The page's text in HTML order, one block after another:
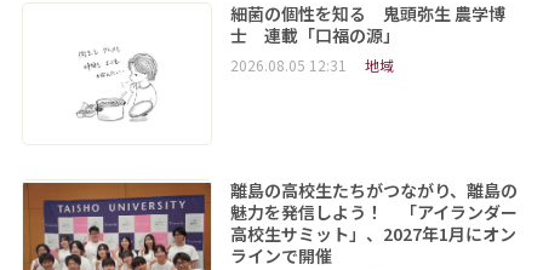
細菌の個性を知る 鬼頭弥生 農学博
士 連載「口福の源」
2026.08.05 12:31 地域
離島の高校生たちがつながり、離島の
魅力を発信しよう！ 「アイランダー
高校生サミット」、2027年1月にオン
ラインで開催